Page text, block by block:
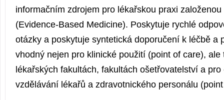
informačním zdrojem pro lékařskou praxi
(Evidence-Based Medicine). Poskytuje rychlé
otázky a poskytuje syntetická doporučení k léčbě a
vhodný nejen pro klinické použití (point of care), ale
lékařských fakultách, fakultách ošetřovatelství a
vzdělávání lékařů a zdravotnického personálu